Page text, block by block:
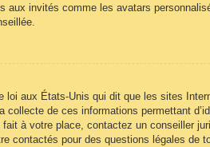
invités comme les avatars
loi aux États-Unis qui dit que les sites
de ces informations permettant
à votre place, contactez un conseiller
contactés pour des questions légales de